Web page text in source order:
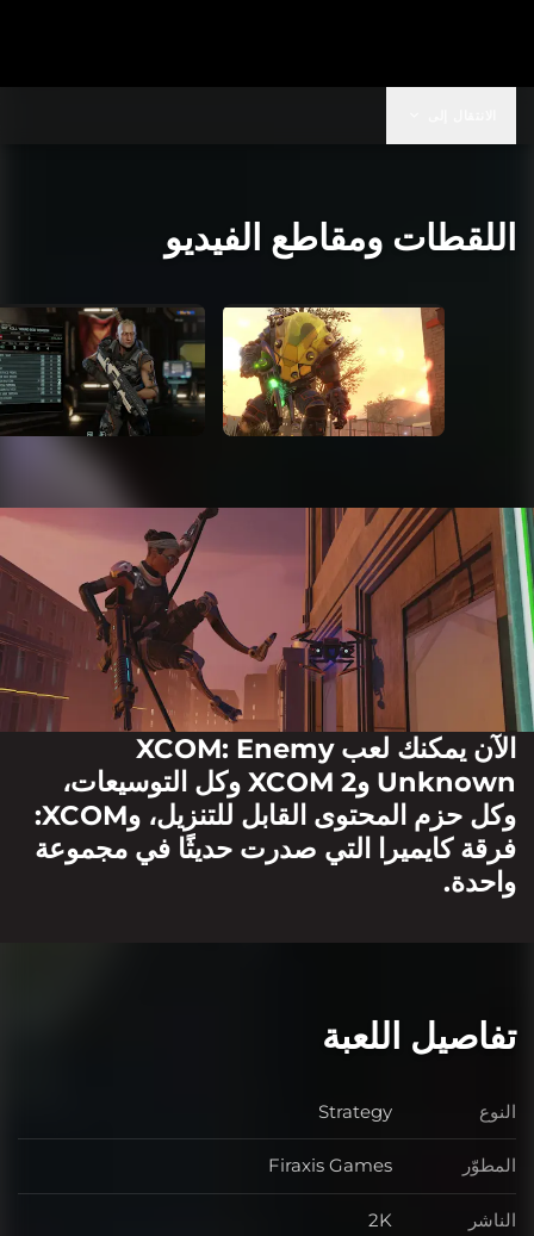
اللقطات ومقاطع الفيديو
الآن يمكنك لعب XCOM: Enemy
Unknown وXCOM 2 وكل التوسيعات،
وكل حزم المحتوى القابل للتنزيل، وXCOM:
فرقة كايميرا التي صدرت حديثًا في مجموعة
واحدة.
تفاصيل اللعبة
النوع النوع
Strategy
المطوّر المطوّر
Firaxis Games
الناشر الناشر
2K